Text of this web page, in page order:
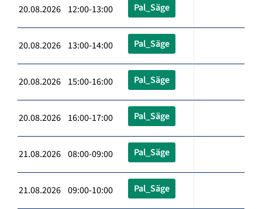
20.08.2026 12:00-13:00 Pal_Säge
20.08.2026 13:00-14:00 Pal_Säge
20.08.2026 15:00-16:00 Pal_Säge
20.08.2026 16:00-17:00 Pal_Säge
21.08.2026 08:00-09:00 Pal_Säge
21.08.2026 09:00-10:00 Pal_Säge